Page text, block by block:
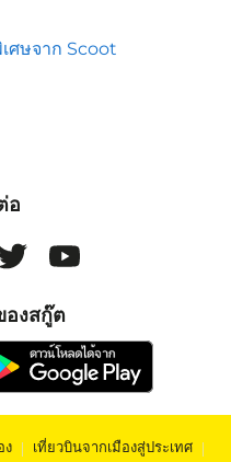
ศษจาก Scoot
อ
งสกู๊ต
ง | เที่ยวบินจากเมืองสู่ประเทศ |